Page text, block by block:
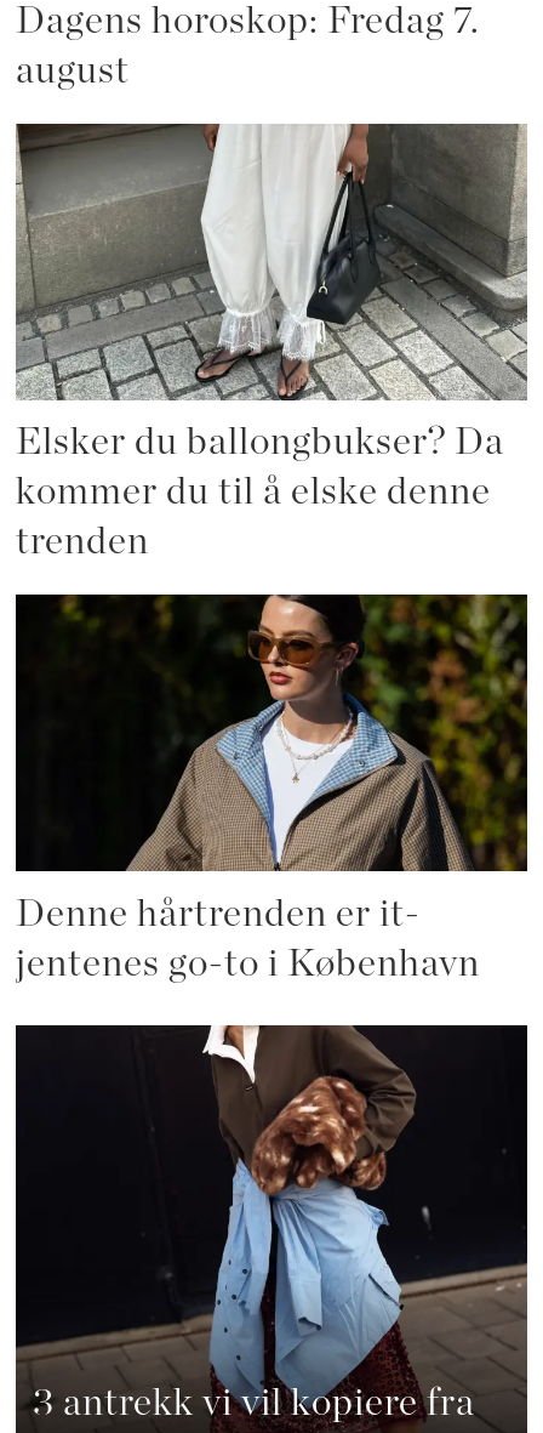
Dagens horoskop: Fredag 7.
august
Elsker du ballongbukser? Da
kommer du til å elske denne
trenden
Denne hårtrenden er it-
jentenes go-to i København
3 antrekk vi vil kopiere fra